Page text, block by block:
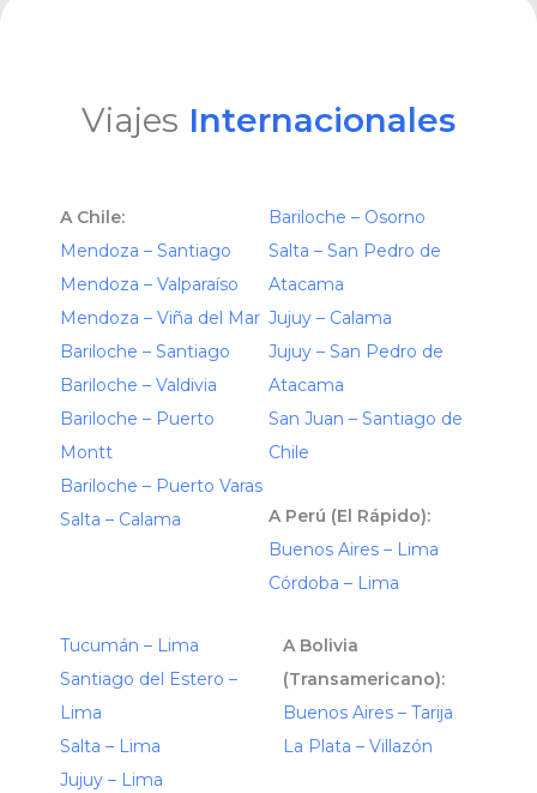
Viajes Internacionales
A Chile:
Mendoza – Santiago
Mendoza – Valparaíso
Mendoza – Viña del Mar
Bariloche – Santiago
Bariloche – Valdivia
Bariloche – Puerto
Montt
Bariloche – Puerto Varas
Salta – Calama
Bariloche – Osorno
Salta – San Pedro de
Atacama
Jujuy – Calama
Jujuy – San Pedro de
Atacama
San Juan – Santiago de
Chile
A Perú (El Rápido):
Buenos Aires – Lima
Córdoba – Lima
Tucumán – Lima
Santiago del Estero –
Lima
Salta – Lima
Jujuy – Lima
A Bolivia
(Transamericano):
Buenos Aires – Tarija
La Plata – Villazón